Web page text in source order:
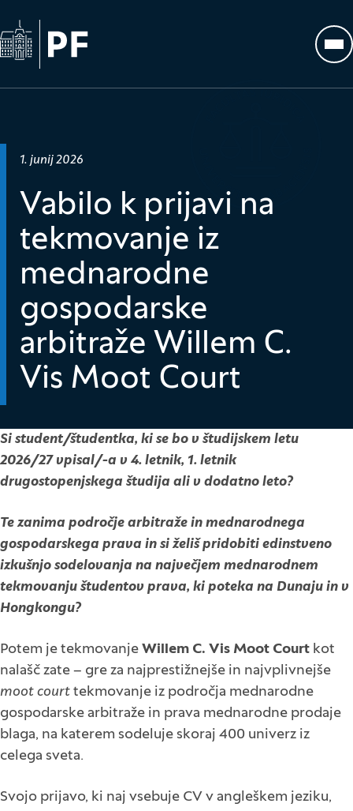
Na začetno stran
Datum objave:
1. junij 2026
Vabilo k prijavi na
tekmovanje iz
mednarodne
gospodarske
arbitraže Willem C.
Vis Moot Court
Si student/študentka, ki se bo v študijskem letu
2026/27 vpisal/-a v 4. letnik, 1. letnik
drugostopenjskega študija ali v dodatno leto?
Te zanima področje arbitraže in mednarodnega
gospodarskega prava in si želiš pridobiti edinstveno
izkušnjo sodelovanja na največjem mednarodnem
tekmovanju študentov prava, ki poteka na Dunaju in v
Hongkongu?
Potem je tekmovanje Willem C. Vis Moot Court kot
nalašč zate – gre za najprestižnejše in najvplivnejše
moot court tekmovanje iz področja mednarodne
gospodarske arbitraže in prava mednarodne prodaje
blaga, na katerem sodeluje skoraj 400 univerz iz
celega sveta.
Svojo prijavo, ki naj vsebuje CV v angleškem jeziku,